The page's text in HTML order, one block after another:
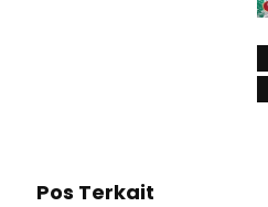
Pos Terkait